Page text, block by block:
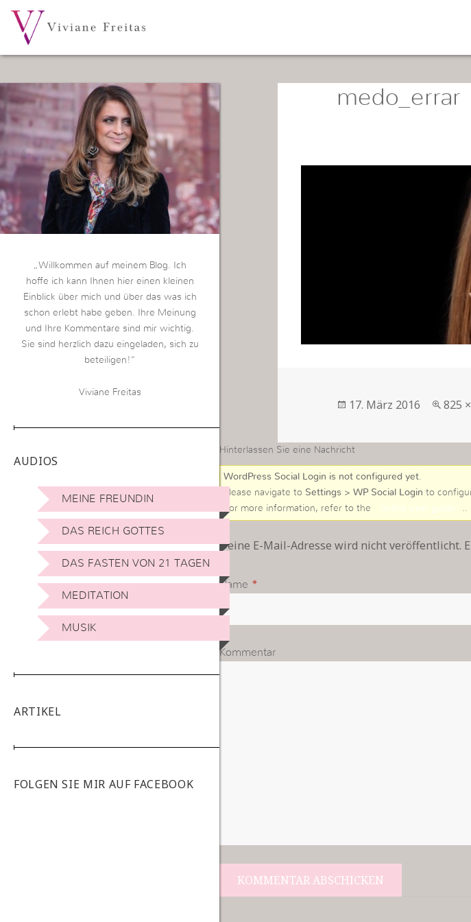
„Willkommen auf meinem Blog. Ich
hoffe ich kann Ihnen hier einen kleinen
Einblick über mich und über das was ich
schon erlebt habe geben. Ihre Meinung
und Ihre Kommentare sind mir wichtig.
Sie sind herzlich dazu eingeladen, sich zu
beteiligen!“
Viviane Freitas
AUDIOS
MEINE FREUNDIN
DAS REICH GOTTES
DAS FASTEN VON 21 TAGEN
MEDITATION
MUSIK
ARTIKEL
FOLGEN SIE MIR AUF FACEBOOK
medo_errar
Veröffentlicht
17. März 2016
in
825
Hinterlassen Sie eine Nachricht
WordPress Social Login is not configured yet.
Please navigate to Settings > WP Social Login to
For more information, refer to the
online user guide ..
Deine E-Mail-Adresse wird nicht veröffentlicht.
Name *
Kommentar